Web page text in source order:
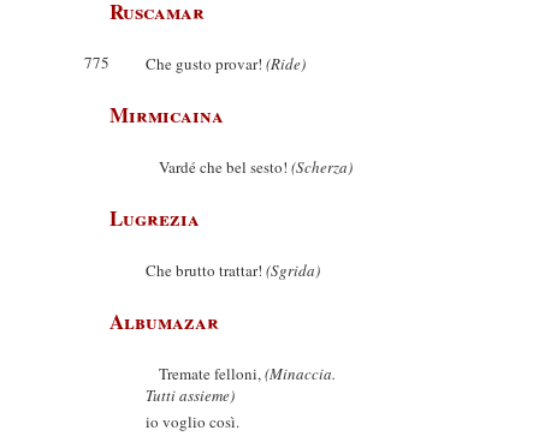
Ruscamar
775 Che gusto provar! (Ride)
Mirmicaina
Vardé che bel sesto! (Scherza)
Lugrezia
Che brutto trattar! (Sgrida)
Albumazar
Tremate felloni,(Minaccia.
Tutti assieme)
io voglio così.